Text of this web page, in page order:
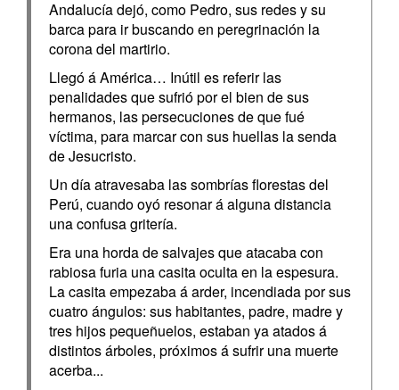
Andalucía dejó, como Pedro, sus redes y su
barca para ir buscando en peregrinación la
corona del martirio.
Llegó á América… Inútil es referir las
penalidades que sufrió por el bien de sus
hermanos, las persecuciones de que fué
víctima, para marcar con sus huellas la senda
de Jesucristo.
Un día atravesaba las sombrías florestas del
Perú, cuando oyó resonar á alguna distancia
una confusa gritería.
Era una horda de salvajes que atacaba con
rabiosa furia una casita oculta en la espesura.
La casita empezaba á arder, incendiada por sus
cuatro ángulos: sus habitantes, padre, madre y
tres hijos pequeñuelos, estaban ya atados á
distintos árboles, próximos á sufrir una muerte
acerba...